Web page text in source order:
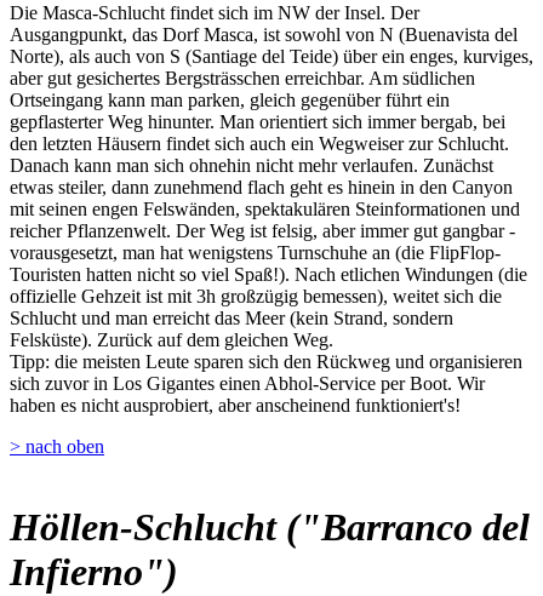
Die Masca-Schlucht findet sich im NW der Insel. Der
Ausgangpunkt, das Dorf Masca, ist sowohl von N (Buenavista del
Norte), als auch von S (Santiage del Teide) über ein enges, kurviges,
aber gut gesichertes Bergsträsschen erreichbar. Am südlichen
Ortseingang kann man parken, gleich gegenüber führt ein
gepflasterter Weg hinunter. Man orientiert sich immer bergab, bei
den letzten Häusern findet sich auch ein Wegweiser zur Schlucht.
Danach kann man sich ohnehin nicht mehr verlaufen. Zunächst
etwas steiler, dann zunehmend flach geht es hinein in den Canyon
mit seinen engen Felswänden, spektakulären Steinformationen und
reicher Pflanzenwelt. Der Weg ist felsig, aber immer gut gangbar -
vorausgesetzt, man hat wenigstens Turnschuhe an (die FlipFlop-
Touristen hatten nicht so viel Spaß!). Nach etlichen Windungen (die
offizielle Gehzeit ist mit 3h großzügig bemessen), weitet sich die
Schlucht und man erreicht das Meer (kein Strand, sondern
Felsküste). Zurück auf dem gleichen Weg.
Tipp: die meisten Leute sparen sich den Rückweg und organisieren
sich zuvor in Los Gigantes einen Abhol-Service per Boot. Wir
haben es nicht ausprobiert, aber anscheinend funktioniert's!
> nach oben
Höllen-Schlucht ("Barranco del
Infierno")